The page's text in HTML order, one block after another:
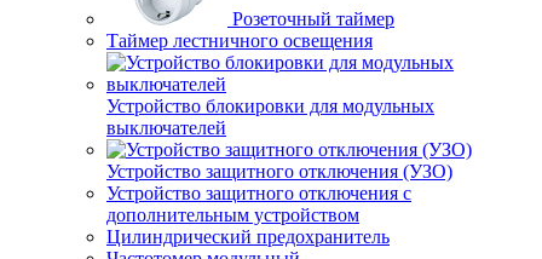
Розеточный таймер
Таймер лестничного освещения
Устройство блокировки для модульных
выключателей
Устройство защитного отключения (УЗО)
Устройство защитного отключения с
дополнительным устройством
Цилиндрический предохранитель